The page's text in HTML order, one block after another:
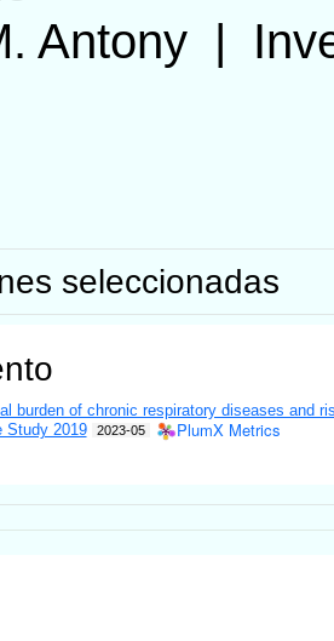
Antony
seleccionadas
burden of chronic respiratory diseases and
Study 2019
2023-05 PlumX Metrics